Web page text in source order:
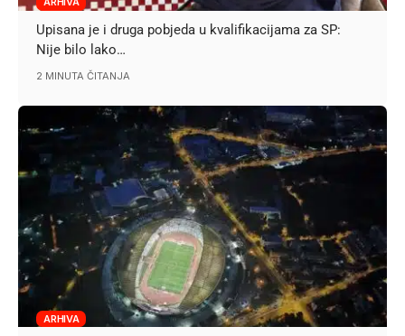
Upisana je i druga pobjeda u kvalifikacijama za SP:
Nije bilo lako…
2 MINUTA ČITANJA
ARHIVA